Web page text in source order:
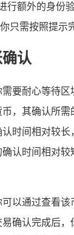
行额外的身份
只需按照提示
认
要耐心等待区
，其确认所需
时间相对较长
认时间相对较
以通过查看该
确认完成后